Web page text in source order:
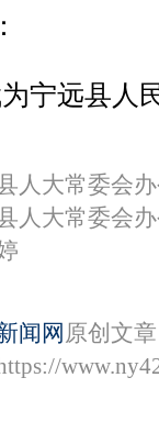
宁远县人
人大常委会
人大常委会
闻网 原创文